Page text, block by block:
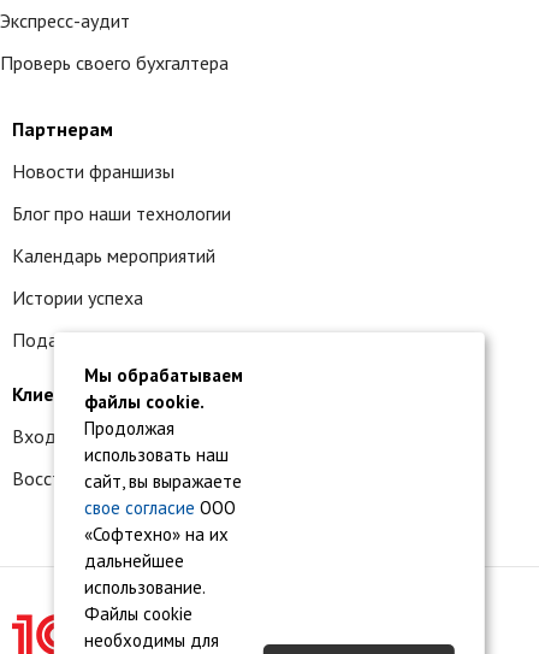
Экспресс-аудит
Проверь своего бухгалтера
Партнерам
Новости франшизы
Блог про наши технологии
Календарь мероприятий
Истории успеха
Подать заявку на франшизу
Клиентам
Вход в личный кабинет
Восстановление доступа к сервису 1С:БО
Мы обрабатываем
файлы cookie.
Продолжая
использовать наш
сайт, вы выражаете
свое согласие ООО
«Софтехно» на их
дальнейшее
использование.
Файлы cookie
необходимы для